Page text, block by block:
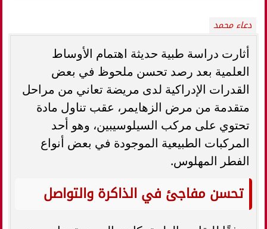
دعاء محمد
أثارت دراسة طبية حديثة اهتمام الأوساط
العلمية بعد رصد تحسن ملحوظ في بعض
القدرات الإدراكية لدى مريضة تعاني من مراحل
متقدمة من مرض الزهايمر، عقب تناول مادة
تحتوي على مركب السيلوسيبين، وهو أحد
المركبات الطبيعية الموجودة في بعض أنواع
الفطر المهلوس.
تحسن مفاجئ في الذاكرة والتواصل